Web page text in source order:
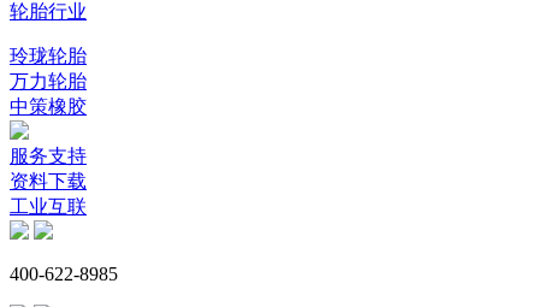
轮胎行业
玲珑轮胎
万力轮胎
中策橡胶
服务支持
资料下载
工业互联
400-622-8985